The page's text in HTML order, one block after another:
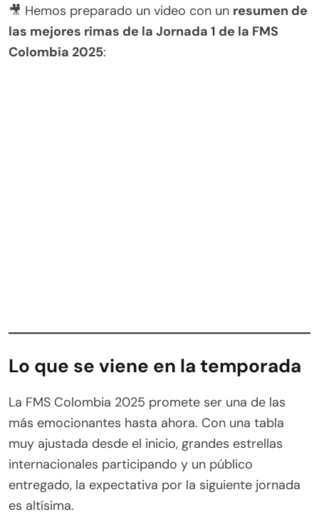
🎥 Hemos preparado un video con un resumen de
las mejores rimas de la Jornada 1 de la FMS
Colombia 2025:
Lo que se viene en la temporada
La FMS Colombia 2025 promete ser una de las
más emocionantes hasta ahora. Con una tabla
muy ajustada desde el inicio, grandes estrellas
internacionales participando y un público
entregado, la expectativa por la siguiente jornada
es altísima.